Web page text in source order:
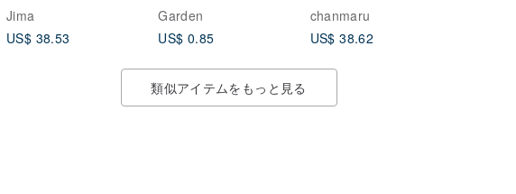
Jima
US$ 38.53
Garden
US$ 0.85
chanmaru
US$ 38.62
類似アイテムをもっと見る